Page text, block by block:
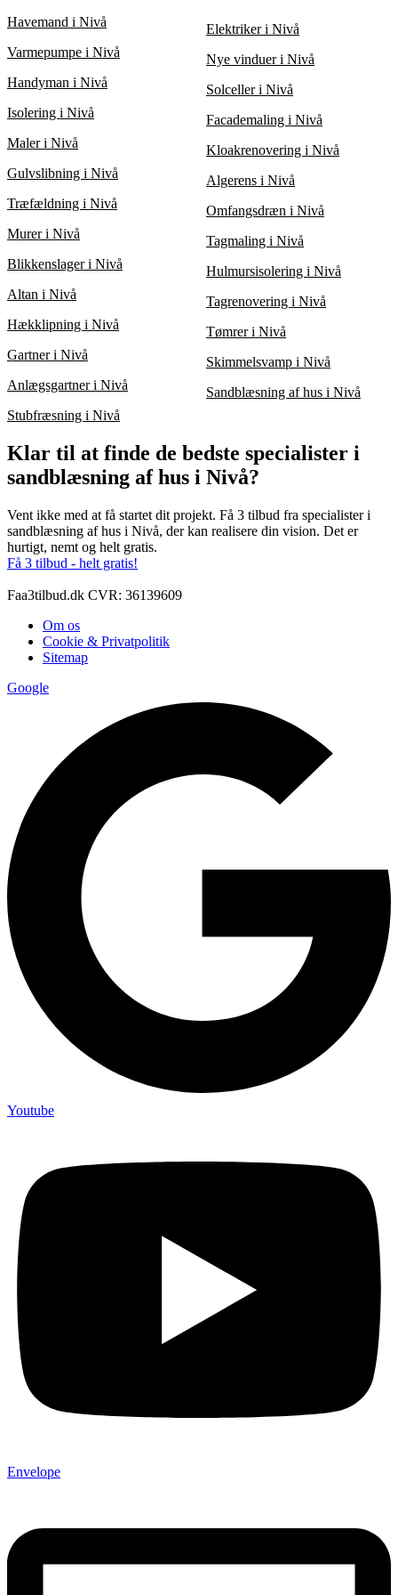
det er vigtigt at vælge en erfaren leverandør og omhyggeligt
sammenligne tilbud for at sikre, at arbejdet bliver gjort
ordentligt.
Havemand i Nivå
Varmepumpe i Nivå
Handyman i Nivå
Isolering i Nivå
Maler i Nivå
Gulvslibning i Nivå
Træfældning i Nivå
Murer i Nivå
Blikkenslager i Nivå
Altan i Nivå
Hækklipning i Nivå
Gartner i Nivå
Anlægsgartner i Nivå
Stubfræsning i Nivå
Elektriker i Nivå
Nye vinduer i Nivå
Solceller i Nivå
Facademaling i Nivå
Kloakrenovering i Nivå
Algerens i Nivå
Omfangsdræn i Nivå
Tagmaling i Nivå
Hulmursisolering i Nivå
Tagrenovering i Nivå
Tømrer i Nivå
Skimmelsvamp i Nivå
Sandblæsning af hus i Nivå
Klar til at finde de bedste specialister i
sandblæsning af hus i Nivå?
Vent ikke med at få startet dit projekt. Få 3 tilbud fra specialister i
sandblæsning af hus i Nivå, der kan realisere din vision. Det er
hurtigt, nemt og helt gratis.
Få 3 tilbud - helt gratis!
Faa3tilbud.dk CVR: 36139609
Om os
Cookie & Privatpolitik
Sitemap
Google
Youtube
Envelope